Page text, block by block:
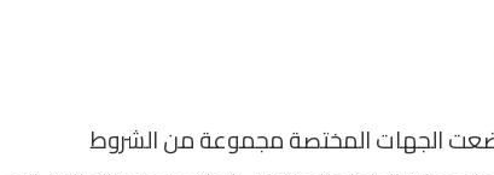
الجهات المختصة مجموعة من الشروط